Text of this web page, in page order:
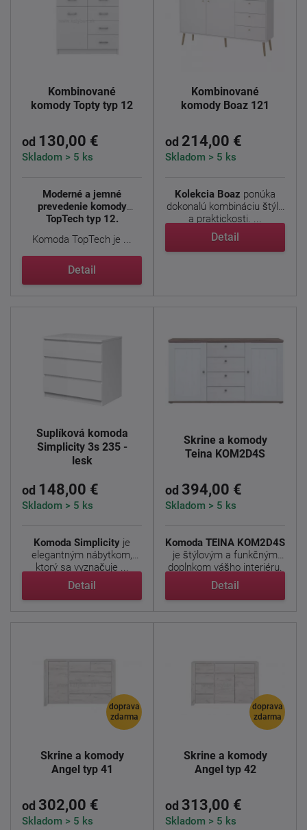
Kombinované
komody Topty typ 12
od 130,00 €
Skladom > 5 ks
Moderné a jemné
prevedenie komody
TopTech typ 12.
Komoda TopTech je ...
Detail
Kombinované
komody Boaz 121
od 214,00 €
Skladom > 5 ks
Kolekcia Boaz ponúka
dokonalú kombináciu štýlu
a praktickosti. ...
Detail
Šuplíková komoda
Simplicity 3s 235 -
lesk
od 148,00 €
Skladom > 5 ks
Komoda Simplicity je
elegantným nábytkom,
ktorý sa vyznačuje ...
Detail
Skrine a komody
Teina KOM2D4S
od 394,00 €
Skladom > 5 ks
Komoda TEINA KOM2D4S
je štýlovým a funkčným
doplnkom vášho interiéru.
...
Detail
doprava
zdarma
Skrine a komody
Angel typ 41
od 302,00 €
Skladom > 5 ks
doprava
zdarma
Skrine a komody
Angel typ 42
od 313,00 €
Skladom > 5 ks